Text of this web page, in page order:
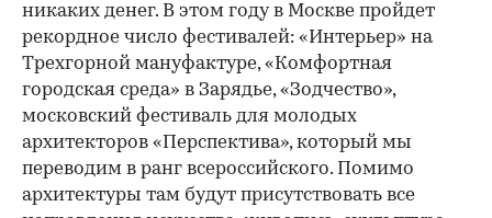
никаких денег. В этом году в Москве пройдет
рекордное число фестивалей: «Интерьер» на
Трехгорной мануфактуре, «Комфортная
городская среда» в Зарядье, «Зодчество»,
московский фестиваль для молодых
архитекторов «Перспектива», который мы
переводим в ранг всероссийского. Помимо
архитектуры там будут присутствовать все